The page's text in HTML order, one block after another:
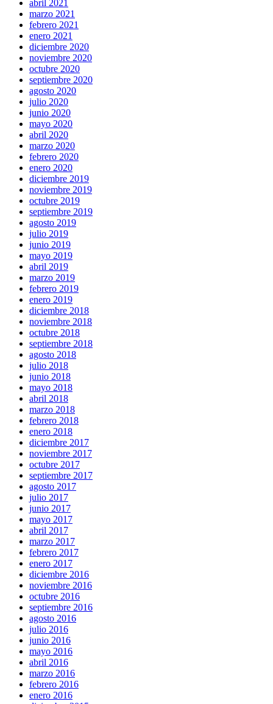
abril 2021
marzo 2021
febrero 2021
enero 2021
diciembre 2020
noviembre 2020
octubre 2020
septiembre 2020
agosto 2020
julio 2020
junio 2020
mayo 2020
abril 2020
marzo 2020
febrero 2020
enero 2020
diciembre 2019
noviembre 2019
octubre 2019
septiembre 2019
agosto 2019
julio 2019
junio 2019
mayo 2019
abril 2019
marzo 2019
febrero 2019
enero 2019
diciembre 2018
noviembre 2018
octubre 2018
septiembre 2018
agosto 2018
julio 2018
junio 2018
mayo 2018
abril 2018
marzo 2018
febrero 2018
enero 2018
diciembre 2017
noviembre 2017
octubre 2017
septiembre 2017
agosto 2017
julio 2017
junio 2017
mayo 2017
abril 2017
marzo 2017
febrero 2017
enero 2017
diciembre 2016
noviembre 2016
octubre 2016
septiembre 2016
agosto 2016
julio 2016
junio 2016
mayo 2016
abril 2016
marzo 2016
febrero 2016
enero 2016